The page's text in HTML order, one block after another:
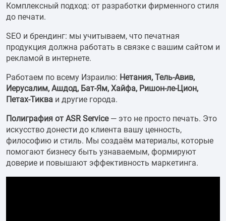
Комплексный подход: от разработки фирменного стиля
до печати.
SEO и брендинг: мы учитываем, что печатная
продукция должна работать в связке с вашим сайтом и
рекламой в интернете.
Работаем по всему Израилю: Нетания, Тель-Авив,
Иерусалим, Ашдод, Бат-Ям, Хайфа, Ришон-ле-Цион,
Петах-Тиква и другие города.
Полиграфия от ASR Service — это не просто печать. Это
искусство донести до клиента вашу ценность,
философию и стиль. Мы создаём материалы, которые
помогают бизнесу быть узнаваемым, формируют
доверие и повышают эффективность маркетинга.